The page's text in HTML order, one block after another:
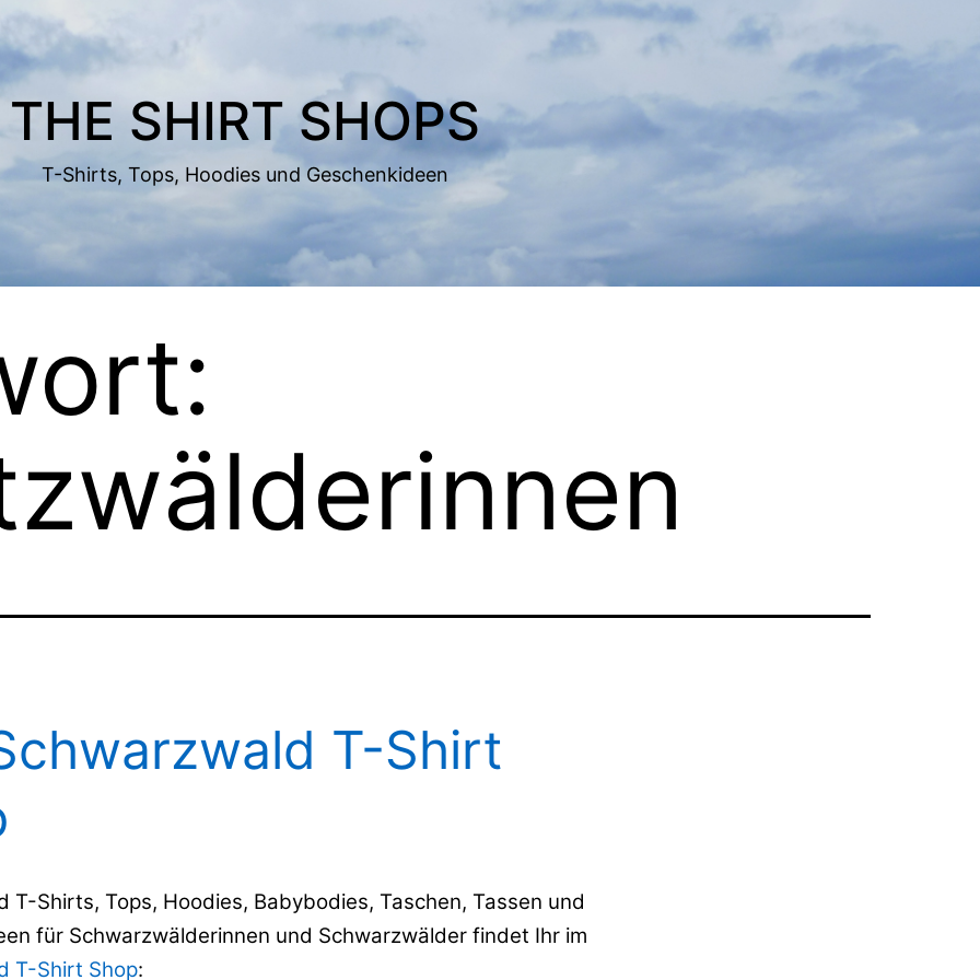
THE SHIRT SHOPS
T-Shirts, Tops, Hoodies und Geschenkideen
T-Shirt
T-Shirts, Tops, Hoodies, Babybodies, Taschen, Tassen und
für Schwarzwälderinnen und Schwarzwälder findet Ihr im
T-Shirt Shop: